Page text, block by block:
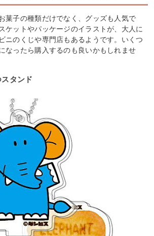
菓子の種類だけでなく、グッズも人気で
ケットやパッケージのイラストが、大人に
ニのくじや専門店もあるようです。いくつ
なったら購入するのも良いかもしれませ
タンド